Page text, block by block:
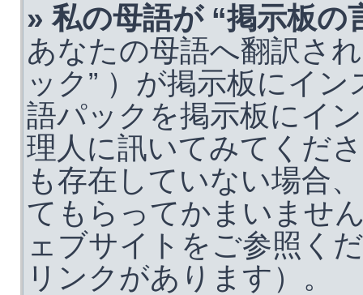
» 私の母語が “掲示板
あなたの母語へ翻訳さ
ック” ）が掲示板にイ
語パックを掲示板にイ
理人に訊いてみてくだ
も存在していない場合
てもらってかまいませ
ェブサイトをご参照く
リンクがあります）。